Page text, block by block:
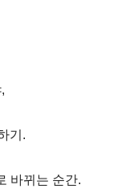
기.
바뀌는 순간.